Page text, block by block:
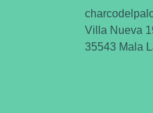
Villa Nueva
35543 Mala